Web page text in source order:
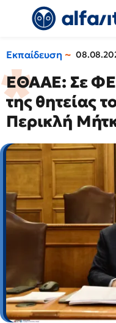
Εκπαίδευση
ΕΘΑΑΕ: Σε
της θητείας
Περικλή